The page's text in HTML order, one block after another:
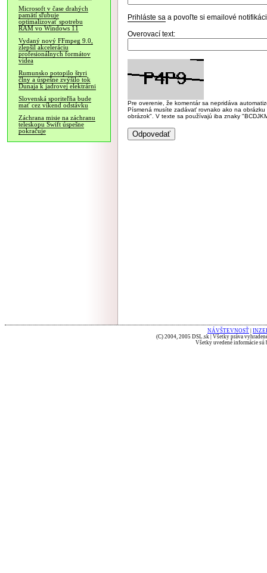
Microsoft v čase drahých
pamätí sľubuje
optimalizovať spotrebu
RAM vo Windows 11
Vydaný nový FFmpeg 9.0,
zlepšil akceleráciu
profesionálnych formátov
videa
Rumunsko potopilo štyri
člny a úspešne zvýšilo tok
Dunaja k jadrovej elektrárni
Slovenská sporiteľňa bude
mať cez víkend odstávku
Záchrana misie na záchranu
teleskopu Swift úspešne
pokračuje
Prihláste sa a povoľte si emailové
Overovací text:
Pre overenie, že komentár sa nepridáva
Písmená musíte zadávať rovnako ako na
obrázok". V texte sa používajú iba znaky
NÁVŠTEVNOSŤ
(C) 2004, 2005 DSL.sk | Všetky práva
Všetky uvedené informácie sú